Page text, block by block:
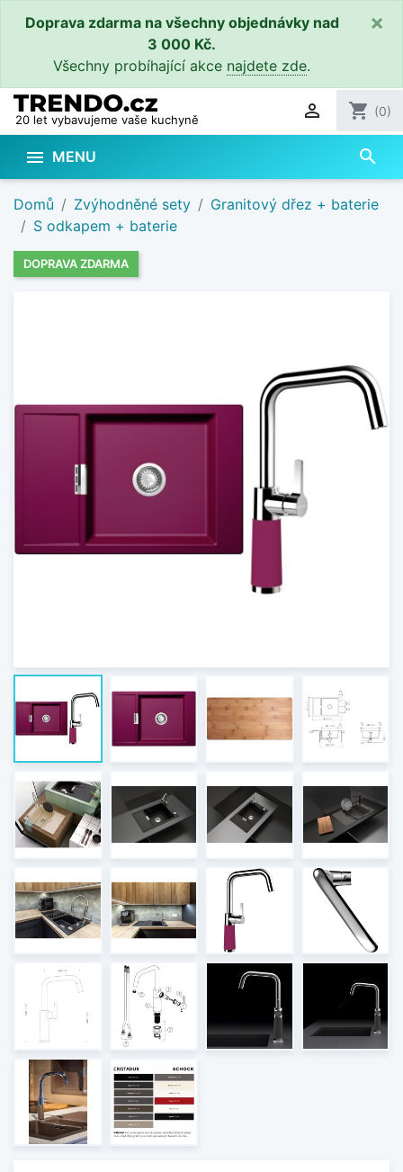
Doprava zdarma na všechny objednávky nad
3 000 Kč.
Všechny probíhající akce najdete zde.
×
20 let vybavujeme vaše kuchyně  shopping_cart (0)
 MENU search
Domů Zvýhodněné sety
Granitový dřez + baterie
S odkapem + baterie
DOPRAVA ZDARMA